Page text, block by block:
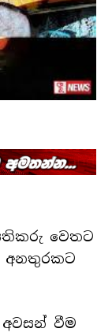
වෙතට
අනතුරකට
අවසන් වීම